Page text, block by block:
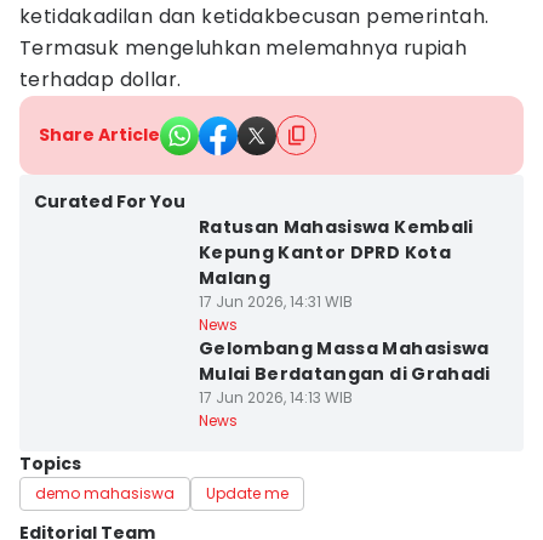
ketidakadilan dan ketidakbecusan pemerintah.
Termasuk mengeluhkan melemahnya rupiah
terhadap dollar.
Share Article
Curated For You
Ratusan Mahasiswa Kembali
Kepung Kantor DPRD Kota
Malang
17 Jun 2026, 14:31 WIB
News
Gelombang Massa Mahasiswa
Mulai Berdatangan di Grahadi
17 Jun 2026, 14:13 WIB
News
Topics
demo mahasiswa Update me
Editorial Team